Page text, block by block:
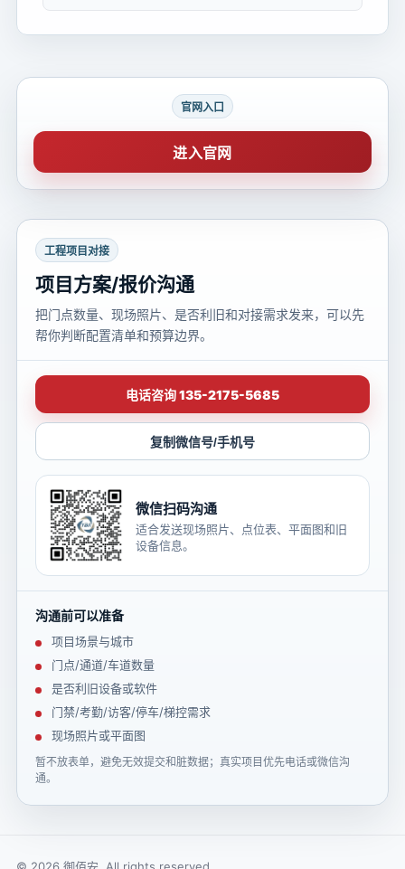
官网入口
进入官网
工程项目对接
项目方案/报价沟通
把门点数量、现场照片、是否利旧和对接需求发来，可以先
帮你判断配置清单和预算边界。
电话咨询 135-2175-5685
复制微信号/手机号
微信扫码沟通
适合发送现场照片、点位表、平面图和旧
设备信息。
沟通前可以准备
项目场景与城市
门点/通道/车道数量
是否利旧设备或软件
门禁/考勤/访客/停车/梯控需求
现场照片或平面图
暂不放表单，避免无效提交和脏数据；真实项目优先电话或微信沟
通。